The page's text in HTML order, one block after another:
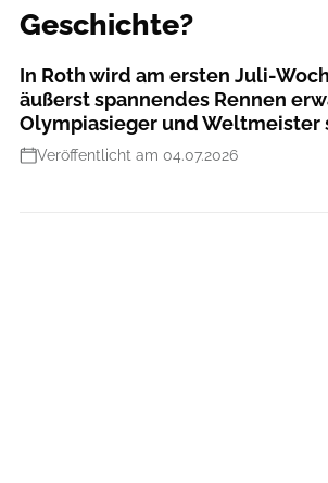
Geschichte?
In Roth wird am ersten Juli-
äußerst spannendes Rennen
Olympiasieger und Weltmeister
Veröffentlicht am 04.07.2026
Foto: